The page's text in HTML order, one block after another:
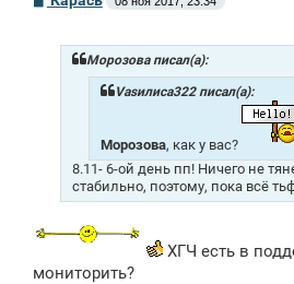
о
Морозова писал(а):
Vasилиса322 писал(а):
Морозова, как у вас?
8.11- 6-ой день пп! Ничего не
стабильно, поэтому, пока всё
ХГЧ есть в
мониторить?